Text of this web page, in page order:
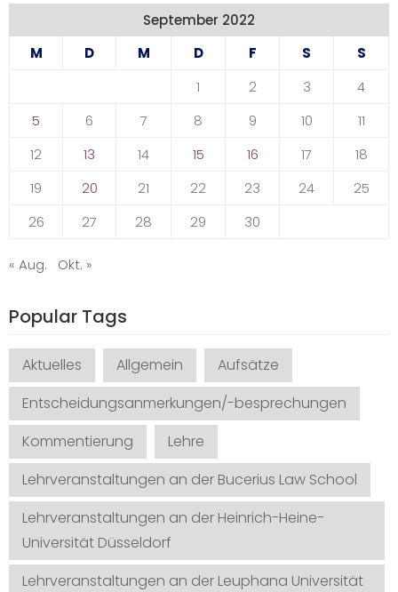
September 2022
M
D M D F S
S
1
2 3
4
5
6 7 8 9 10
11
12
13 14 15 16 17
18
19
20 21 22 23 24
25
26
27 28 29 30
« Aug. Okt. »
Popular Tags
Aktuelles Allgemein
Aufsätze
Entscheidungsanmerkungen/-besprechungen
Kommentierung
Lehre
Lehrveranstaltungen an der Bucerius Law School
Lehrveranstaltungen an der Heinrich-Heine-
Universität Düsseldorf
Lehrveranstaltungen an der Leuphana Universität